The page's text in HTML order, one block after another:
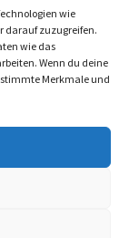
wie
darauf zuzugreifen.
wie das
Wenn du deine
Merkmale und
Zeit
ist
gemeinsam